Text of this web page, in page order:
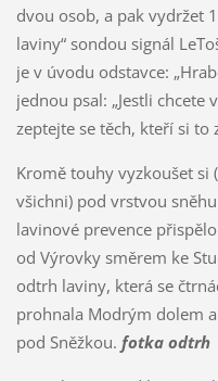
dvou osob, a pak vydržet
laviny“ sondou signál
je v úvodu odstavce:
jednou psal: „Jestli
zeptejte se těch, kteří si to
Kromě touhy vyzkoušet si
všichni) pod vrstvou
lavinové prevence
od Výrovky směrem ke
odtrh laviny, která se
prohnala Modrým dolem
pod Sněžkou. fotka odtrh